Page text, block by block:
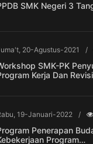
SMK Negeri 3
20-Agustus-2021 /
SMK-PK
Kerja Dan
19-Januari-2022 /
Penerapan
Program…